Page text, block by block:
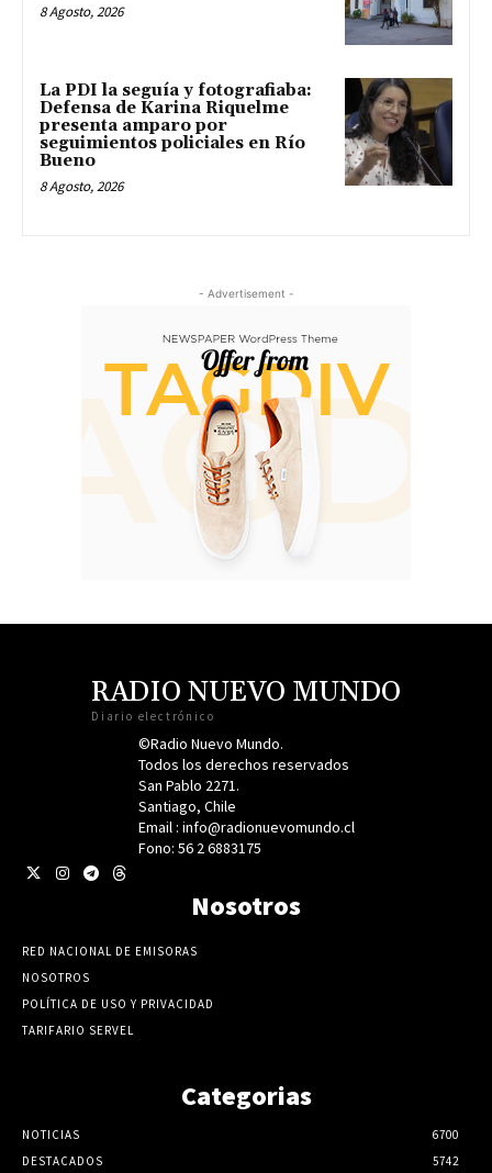
8 Agosto, 2026
La PDI la seguía y fotografiaba:
Defensa de Karina Riquelme
presenta amparo por
seguimientos policiales en Río
Bueno
8 Agosto, 2026
- Advertisement -
RADIO NUEVO MUNDO
Diario electrónico
©Radio Nuevo Mundo.
Todos los derechos reservados
San Pablo 2271.
Santiago, Chile
Email : info@radionuevomundo.cl
Fono: 56 2 6883175
Nosotros
RED NACIONAL DE EMISORAS
NOSOTROS
POLÍTICA DE USO Y PRIVACIDAD
TARIFARIO SERVEL
Categorias
NOTICIAS
6700
DESTACADOS
5742